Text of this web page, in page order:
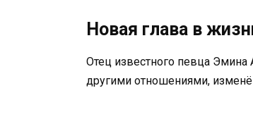
Новая глава в
Отец известного певца Эмина
другими отношениями,